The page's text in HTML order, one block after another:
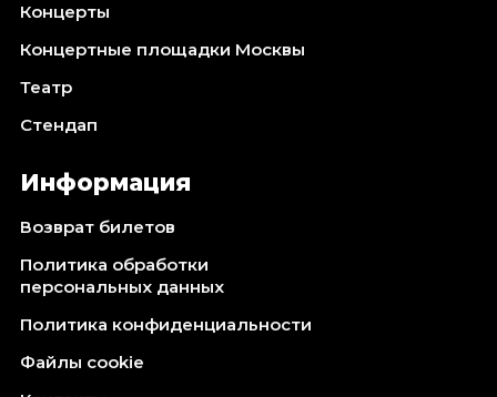
Декабрь 2026
Январь 2027
Экскурсии
Октябрь 2026
Спорт
Август 2026
Октябрь 2026
Концерты
Концертные площадки Москвы
Театр
Стендап
Информация
Возврат билетов
Политика обработки
персональных данных
Политика конфиденциальности
Файлы cookie